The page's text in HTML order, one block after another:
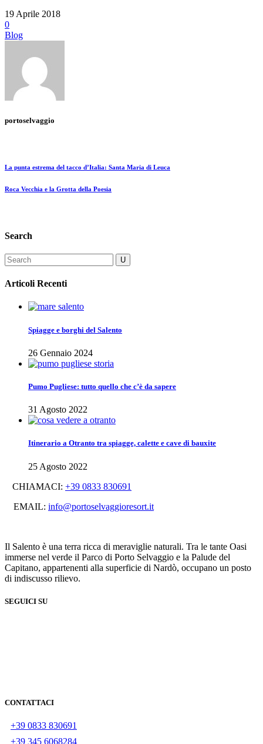
19 Aprile 2018
0
Blog
portoselvaggio
La punta estrema del tacco d’Italia: Santa Maria di Leuca
Roca Vecchia e la Grotta della Poesia
Search
Articoli Recenti
Spiagge e borghi del Salento
26 Gennaio 2024
Pumo Pugliese: tutto quello che c’è da sapere
31 Agosto 2022
Itinerario a Otranto tra spiagge, calette e cave di bauxite
25 Agosto 2022
CHIAMACI: +39 0833 830691
EMAIL: info@portoselvaggioresort.it
Il Salento è una terra ricca di meraviglie naturali. Tra le tante Oasi
immerse nel verde il Parco di Porto Selvaggio e la Palude del
Capitano, appartenenti alla superficie di Nardò, occupano un posto
di indiscusso rilievo.
SEGUICI SU
CONTATTACI
+39 0833 830691
+39 345 6068284